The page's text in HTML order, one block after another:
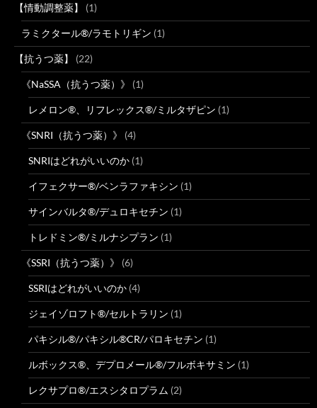
【情動調整薬】 (1)
ラミクタール®/ラモトリギン (1)
【抗うつ薬】 (22)
《NaSSA（抗うつ薬）》 (1)
レメロン®、リフレックス®/ミルタザピン (1)
《SNRI（抗うつ薬）》 (4)
SNRIはどれがいいのか (1)
イフェクサー®/ベンラファキシン (1)
サインバルタ®/デュロキセチン (1)
トレドミン®/ミルナシプラン (1)
《SSRI（抗うつ薬）》 (6)
SSRIはどれがいいのか (4)
ジェイゾロフト®/セルトラリン (1)
パキシル®/パキシル®CR/パロキセチン (1)
ルボックス®、デプロメール®/フルボキサミン (1)
レクサプロ®/エスシタロプラム (2)